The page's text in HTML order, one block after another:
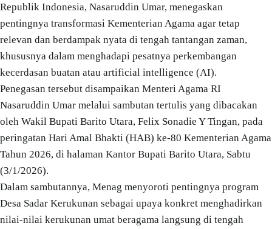
Republik Indonesia, Nasaruddin Umar, menegaskan
pentingnya transformasi Kementerian Agama agar tetap
relevan dan berdampak nyata di tengah tantangan zaman,
khususnya dalam menghadapi pesatnya perkembangan
kecerdasan buatan atau artificial intelligence (AI).
Penegasan tersebut disampaikan Menteri Agama RI
Nasaruddin Umar melalui sambutan tertulis yang dibacakan
oleh Wakil Bupati Barito Utara, Felix Sonadie Y Tingan, pada
peringatan Hari Amal Bhakti (HAB) ke-80 Kementerian Agama
Tahun 2026, di halaman Kantor Bupati Barito Utara, Sabtu
(3/1/2026).
Dalam sambutannya, Menag menyoroti pentingnya program
Desa Sadar Kerukunan sebagai upaya konkret menghadirkan
nilai-nilai kerukunan umat beragama langsung di tengah